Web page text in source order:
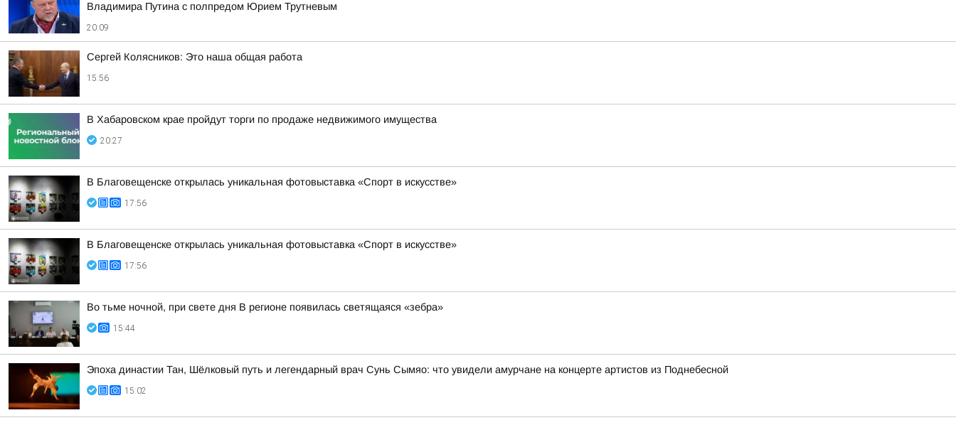
Владимира Путина с полпредом Юрием Трутневым
20:09
Сергей Колясников: Это наша общая работа
15:56
В Хабаровском крае пройдут торги по продаже недвижимого имущества
20:27
В Благовещенске открылась уникальная фотовыставка «Спорт в искусстве»
17:56
В Благовещенске открылась уникальная фотовыставка «Спорт в искусстве»
17:56
Во тьме ночной, при свете дня В регионе появилась светящаяся «зебра»
15:44
Эпоха династии Тан, Шёлковый путь и легендарный врач Сунь Сымяо: что увидели амурчане на концерте артистов из Поднебесной
15:02